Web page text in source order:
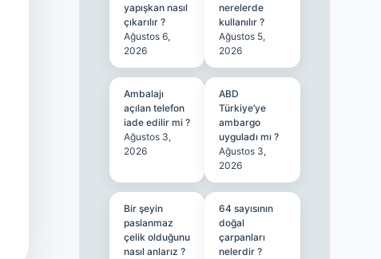
yapışkan nasıl
çıkarılır ?
Ağustos 6,
2026
nerelerde
kullanılır ?
Ağustos 5,
2026
Ambalajı
açılan telefon
iade edilir mi ?
Ağustos 3,
2026
ABD
Türkiye’ye
ambargo
uyguladı mı ?
Ağustos 3,
2026
Bir şeyin
paslanmaz
çelik olduğunu
nasıl anlarız ?
64 sayısının
doğal
çarpanları
nelerdir ?